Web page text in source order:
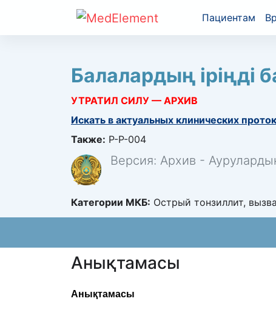
Пациентам
Балалардың іріңді
УТРАТИЛ СИЛУ — АРХИВ
Искать в актуальных клинических
Также: P-P-004
Версия: Архив -
Категории МКБ: Острый тонзиллит,
Анықтамасы
Анықтамасы